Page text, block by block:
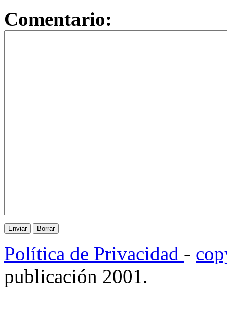
Comentario:
Política de Privacidad -
publicación 2001.